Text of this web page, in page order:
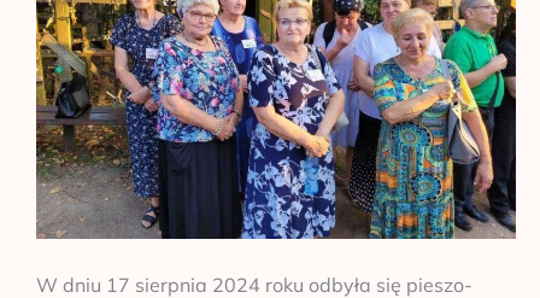
W dniu 17 sierpnia 2024 roku odbyła się pieszo-